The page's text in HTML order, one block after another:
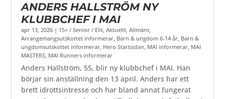
ANDERS HALLSTRÖM NY
KLUBBCHEF I MAI
apr 13, 2026 | 15+ / Senior / Elit,Aktuellt,Allmänt,
Arrangemangsutskottet informerar, Barn & ungdom 6-14 år, Barn &
ungdomsutskottet informerar, Hero Startsidan, MAI informerar, MAI
MASTERS, MAI Runners informerar
Anders Hallström, 55, blir ny klubbchef i MAI. Han
börjar sin anställning den 13 april. Anders har ett
brett idrottsintresse och har bland annat fungerat